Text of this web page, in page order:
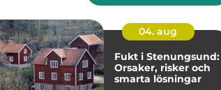
anvä...
04. aug
Fukt i Stenungsund:
Orsaker, risker och
smarta lösningar